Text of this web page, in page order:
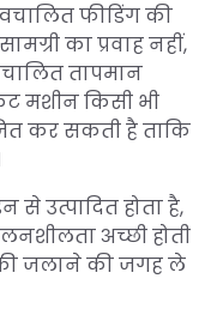
फीडिंग की
का प्रवाह नहीं,
तापमान
मशीन किसी भी
कर सकती है ताकि
उत्पादित होता है,
अच्छी होती
जलाने की जगह ले